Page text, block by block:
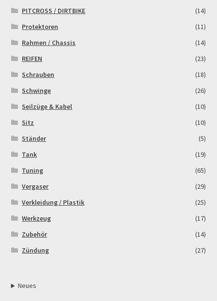
PITCROSS / DIRTBIKE
(14)
Protektoren
(11)
Rahmen / Chassis
(14)
REIFEN
(23)
Schrauben
(18)
Schwinge
(26)
Seilzüge & Kabel
(10)
Sitz
(10)
Ständer
(5)
Tank
(19)
Tuning
(65)
Vergaser
(29)
Verkleidung / Plastik
(25)
Werkzeug
(17)
Zubehör
(14)
Zündung
(27)
Neues